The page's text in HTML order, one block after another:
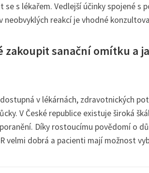
s lékařem. Vedlejší účinky spojené s
neobvyklých reakcí je vhodné
zakoupit sanační omítku a
v lékárnách, zdravotnických
V České republice existuje široká
Díky rostoucímu povědomí o
velmi dobrá a pacienti mají možnost